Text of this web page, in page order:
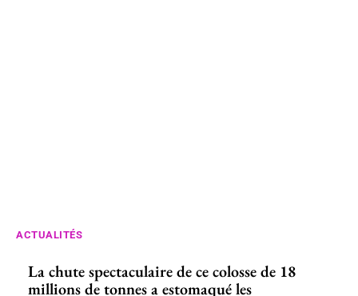
ACTUALITÉS
La chute spectaculaire de ce colosse de 18
millions de tonnes a estomaqué les